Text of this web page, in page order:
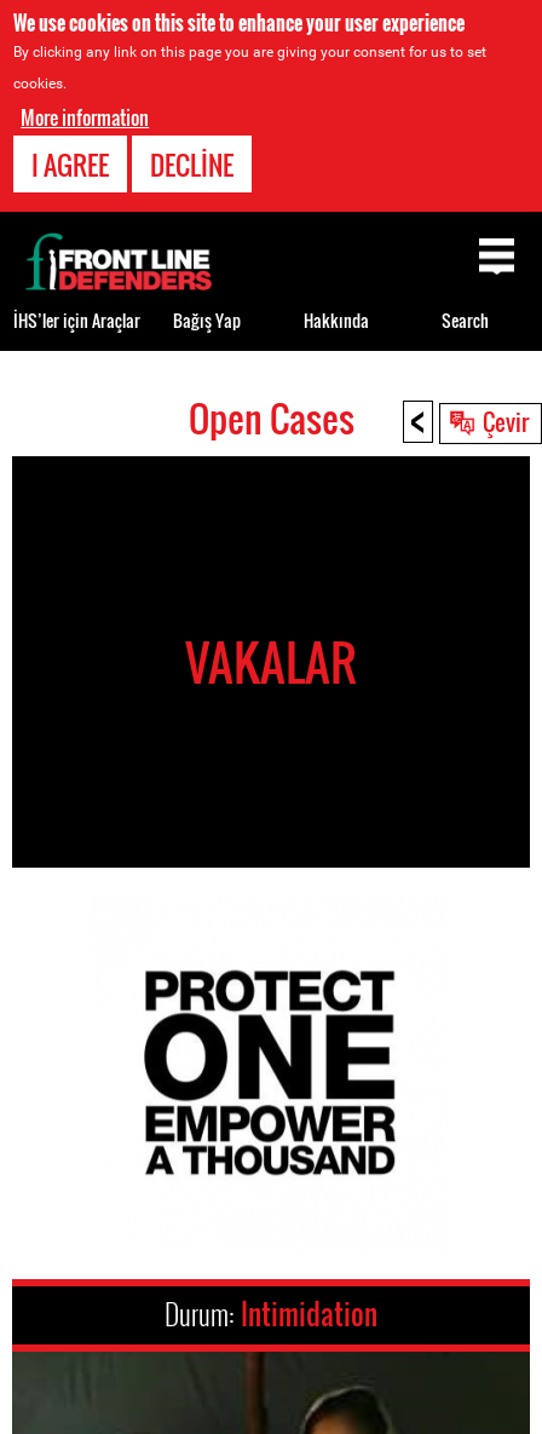
We use cookies on this site to enhance your user experience
By clicking any link on this page you are giving your consent for us to set
cookies.
More information
I AGREE DECLINE
< Çevir
Open Cases
VAKALAR
Durum: Intimidation
Back
to
top
İHS’ler için Araçlar Bağış Yap Hakkında Search